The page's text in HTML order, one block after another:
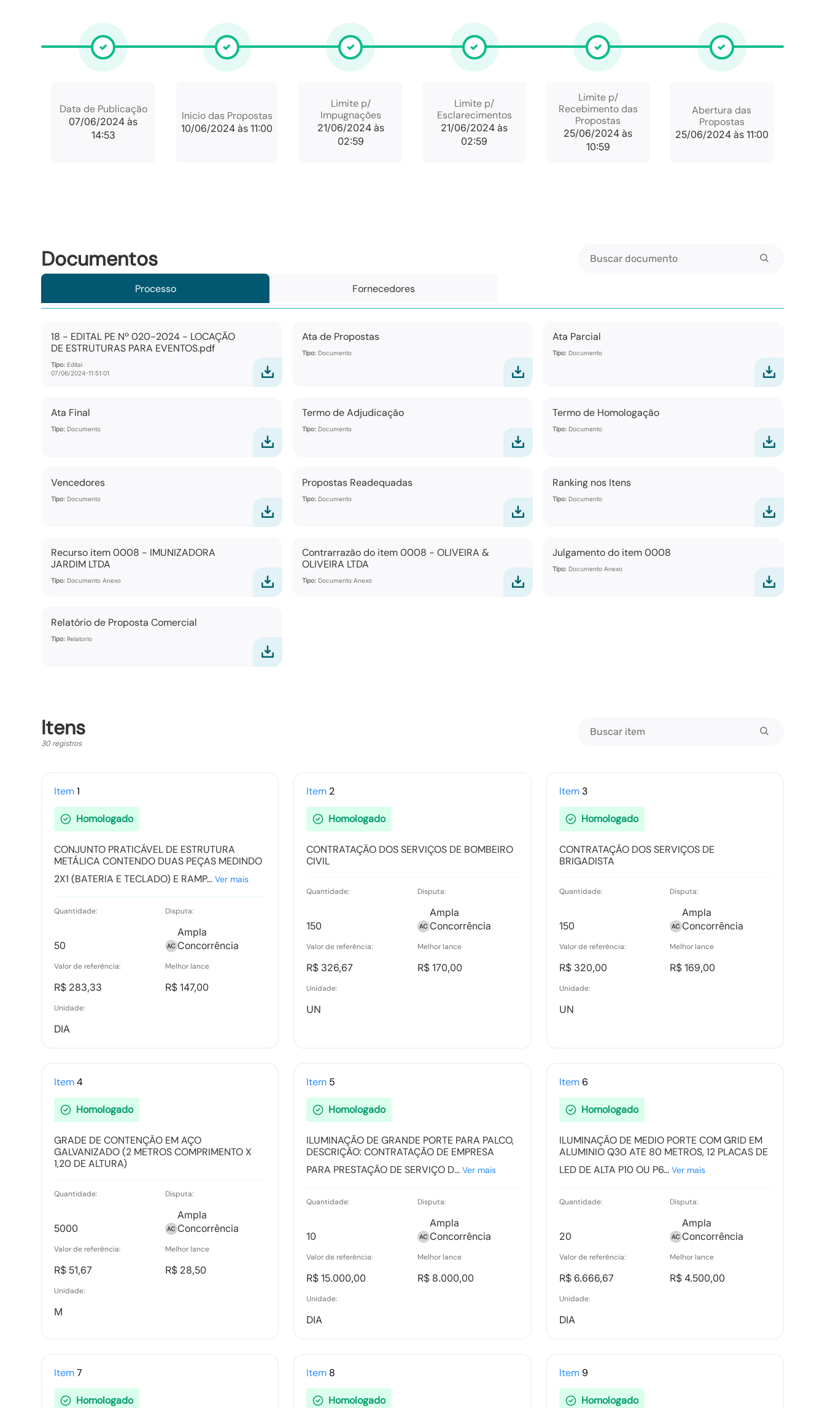
Data de Publicação
07/06/2024 às
14:53
Inicio das Propostas
10/06/2024 às 11:00
Limite p/
Impugnações
21/06/2024 às
02:59
Limite p/
Esclarecimentos
21/06/2024 às
02:59
Limite p/
Recebimento das
Propostas
25/06/2024 às
10:59
Abertura das
Propostas
25/06/2024 às 11:00
Documentos
Processo Fornecedores
18 - EDITAL PE Nº 020-2024 - LOCAÇÃO
DE ESTRUTURAS PARA EVENTOS.pdf
Tipo: Edital
07/06/2024-11:51:01
Ata de Propostas
Tipo:Documento
Ata Parcial
Tipo: Documento
Ata Final
Tipo: Documento
Termo de Adjudicação
Tipo:Documento
Termo de Homologação
Tipo: Documento
Vencedores
Tipo: Documento
Propostas Readequadas
Tipo:Documento
Ranking nos Itens
Tipo: Documento
Recurso item 0008 - IMUNIZADORA
JARDIM LTDA
Tipo: Documento Anexo
Contrarrazão do item 0008 - OLIVEIRA &
OLIVEIRA LTDA
Tipo:Documento Anexo
Julgamento do item 0008
Tipo: Documento Anexo
Relatório de Proposta Comercial
Tipo: Relatorio
Itens
30 registros
Item1
Homologado
CONJUNTO PRATICÁVEL DE ESTRUTURA
METÁLICA CONTENDO DUAS PEÇAS MEDINDO
2X1 (BATERIA E TECLADO) E RAMP...Ver mais
Quantidade:
50
Disputa:
Ampla
Concorrência
Valor de referência:
R$ 283,33
Melhor lance
R$ 147,00
Unidade:
DIA
Item 2
Homologado
CONTRATAÇÃO DOS SERVIÇOS DE BOMBEIRO
CIVIL
Quantidade:
150
Disputa:
Ampla
Concorrência
Valor de referência:
R$ 326,67
Melhor lance
R$ 170,00
Unidade:
UN
Item 3
Homologado
CONTRATAÇÃO DOS SERVIÇOS DE
BRIGADISTA
Quantidade:
150
Disputa:
Ampla
Concorrência
Valor de referência:
R$ 320,00
Melhor lance
R$ 169,00
Unidade:
UN
Item4
Homologado
GRADE DE CONTENÇÃO EM AÇO
GALVANIZADO (2 METROS COMPRIMENTO X
1,20 DE ALTURA)
Quantidade:
5000
Disputa:
Ampla
Concorrência
Valor de referência:
R$ 51,67
Melhor lance
R$ 28,50
Unidade:
M
Item 5
Homologado
ILUMINAÇÃO DE GRANDE PORTE PARA PALCO,
DESCRIÇÃO: CONTRATAÇÃO DE EMPRESA
PARA PRESTAÇÃO DE SERVIÇO D...Ver mais
Quantidade:
10
Disputa:
Ampla
Concorrência
Valor de referência:
R$ 15.000,00
Melhor lance
R$ 8.000,00
Unidade:
DIA
Item6
Homologado
ILUMINAÇÃO DE MEDIO PORTE COM GRID EM
ALUMINIO Q30 ATE 80 METROS, 12 PLACAS DE
LED DE ALTA P10 OU P6... Ver mais
Quantidade:
20
Disputa:
Ampla
Concorrência
Valor de referência:
R$ 6.666,67
Melhor lance
R$ 4.500,00
Unidade:
DIA
Item7
Homologado
Item 8
Homologado
Item 9
Homologado